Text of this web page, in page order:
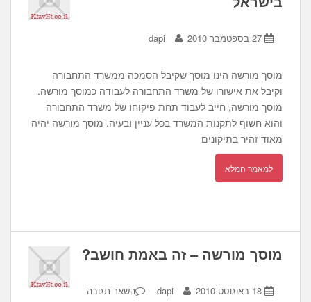
27 בספטמבר 2010 dapi
מוסך מורשה הינו מוסך שקיבל הסמכה ממשרד התחבורה
וקיבל את אישורו של משרד התחבורה לעבודה כמוסך מורשה.
מוסך מורשה, חייב לעבוד תחת פיקוחו של משרד התחבורה
והוא חשוף לתקנות המשרד בכל עניין ובעיה. מוסך מורשה יהיה
מאוד זהיר בתיקונים
למאמר המלא
מוסך מורשה – זה באמת חושב?
18 באוגוסט 2010 dapi השאר תגובה